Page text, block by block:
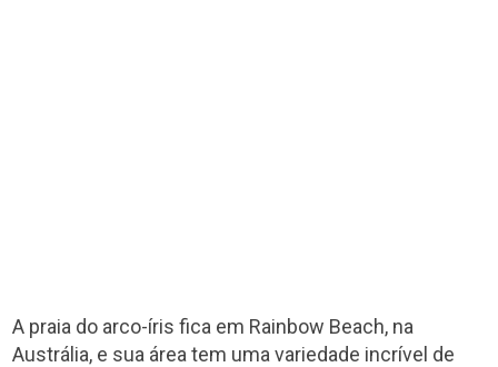
A praia do arco-íris fica em Rainbow Beach, na
Austrália, e sua área tem uma variedade incrível de